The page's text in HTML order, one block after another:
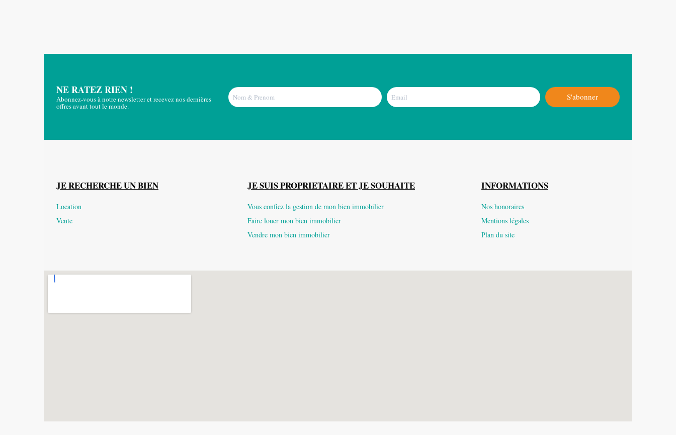
NE RATEZ RIEN !
Abonnez-vous à notre newsletter et recevez nos dernières
offres avant tout le monde.
S'abonner
JE RECHERCHE UN BIEN
Location
Vente
JE SUIS PROPRIETAIRE ET JE SOUHAITE
Vous confiez la gestion de mon bien immobilier
Faire louer mon bien immobilier
Vendre mon bien immobilier
INFORMATIONS
Nos honoraires
Mentions légales
Plan du site